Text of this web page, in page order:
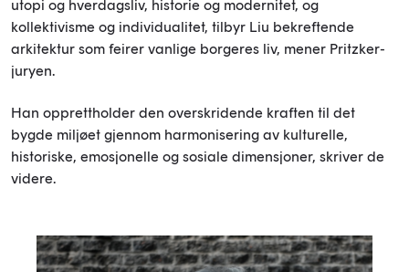
utopi og hverdagsliv, historie og modernitet, og
kollektivisme og individualitet, tilbyr Liu bekreftende
arkitektur som feirer vanlige borgeres liv, mener Pritzker-
juryen.
Han opprettholder den overskridende kraften til det
bygde miljøet gjennom harmonisering av kulturelle,
historiske, emosjonelle og sosiale dimensjoner, skriver de
videre.